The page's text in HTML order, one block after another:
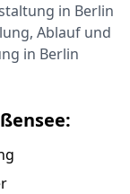
in Berlin
Ablauf und
in Berlin